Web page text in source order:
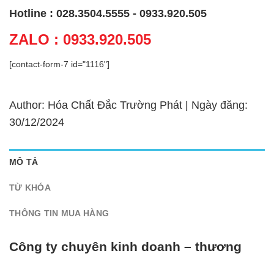
Hotline : 028.3504.5555 - 0933.920.505
ZALO : 0933.920.505
[contact-form-7 id="1116"]
Author: Hóa Chất Đắc Trường Phát | Ngày đăng:
30/12/2024
MÔ TẢ
TỪ KHÓA
THÔNG TIN MUA HÀNG
Công ty chuyên kinh doanh – thương